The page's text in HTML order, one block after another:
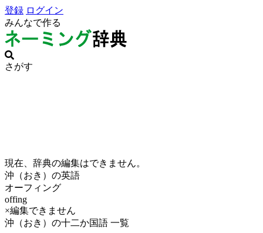
登録 ログイン
みんなで作る
さがす
現在、辞典の編集はできません。
沖（おき）の英語
オーフィング
offing
×編集できません
沖（おき）の十二か国語 一覧